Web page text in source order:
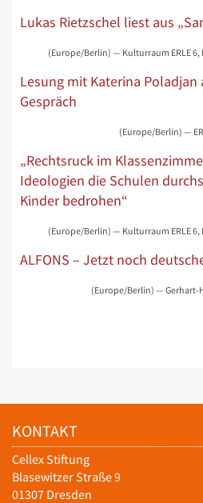
Lukas Rietzschel liest aus
(Europe/Berlin) — Kulturraum ERLE 6,
Lesung mit Katerina
Gespräch
(Europe/Berlin) —
„Rechtsruck im
Ideologien die Schulen
Kinder bedrohen“
(Europe/Berlin) — Kulturraum ERLE 6,
ALFONS – Jetzt noch
(Europe/Berlin) — Gerhart-
KONTAKT
Cellex Stiftung
Blasewitzer Straße 9
01307 Dresden